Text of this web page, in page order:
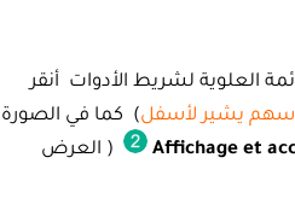
العلوية لشريط الأدوات أنقر
سهم يشير لأسفل) كما في الصورة
Affichage et ( العرض